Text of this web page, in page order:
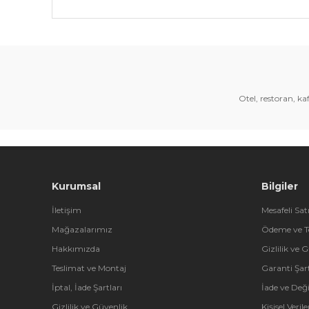
Bu ürünün fiyat bilgisi, resim, ürün
Ürün bilgilerinde hatalar bulunuyor.
Otel, restoran,
Kurumsal
İletişim
Mağazalarımız
Hakkımızda
Teslimat ve Montaj
İptal, İade Şartları
Gizlilik ve Güvenlik
Bilgiler
Mesafeli
Ödeme ve
Gizlilik ve
Garanti
İade ve
Kişisel